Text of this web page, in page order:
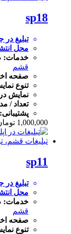
sp18
تبلیغ در
محل
خدمات:
قشم
صفحه
تنوع
نمایش
تعداد /
پشتیبانی:
1,000,000
sp11
تبلیغ در
محل
خدمات:
قشم
صفحه
تنوع